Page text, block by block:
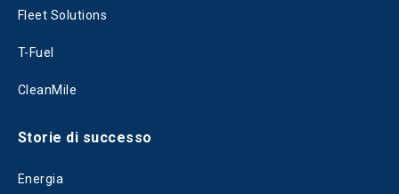
Fleet Solutions
T-Fuel
CleanMile
Storie di successo
Energia